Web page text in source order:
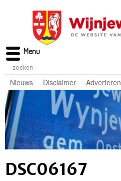
Nieuws Disclaimer Adverteren
DSC06167
Menu